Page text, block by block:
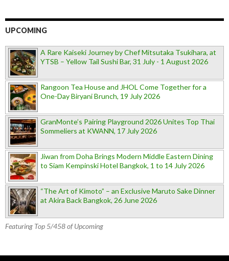
UPCOMING
A Rare Kaiseki Journey by Chef Mitsutaka Tsukihara, at
YTSB – Yellow Tail Sushi Bar, 31 July - 1 August 2026
Rangoon Tea House and JHOL Come Together for a
One-Day Biryani Brunch, 19 July 2026
GranMonte’s Pairing Playground 2026 Unites Top Thai
Sommeliers at KWANN, 17 July 2026
Jiwan from Doha Brings Modern Middle Eastern Dining
to Siam Kempinski Hotel Bangkok, 1 to 14 July 2026
“The Art of Kimoto” – an Exclusive Maruto Sake Dinner
at Akira Back Bangkok, 26 June 2026
Featuring Top 5/458 of Upcoming